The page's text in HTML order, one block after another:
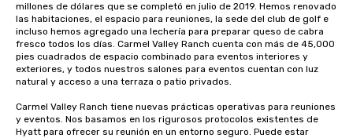
millones de dólares que se completó en julio de 2019. Hemos renovado
las habitaciones, el espacio para reuniones, la sede del club de golf e
incluso hemos agregado una lechería para preparar queso de cabra
fresco todos los días. Carmel Valley Ranch cuenta con más de 45,000
pies cuadrados de espacio combinado para eventos interiores y
exteriores, y todos nuestros salones para eventos cuentan con luz
natural y acceso a una terraza o patio privados.
Carmel Valley Ranch tiene nuevas prácticas operativas para reuniones
y eventos. Nos basamos en los rigurosos protocolos existentes de
Hyatt para ofrecer su reunión en un entorno seguro. Puede estar